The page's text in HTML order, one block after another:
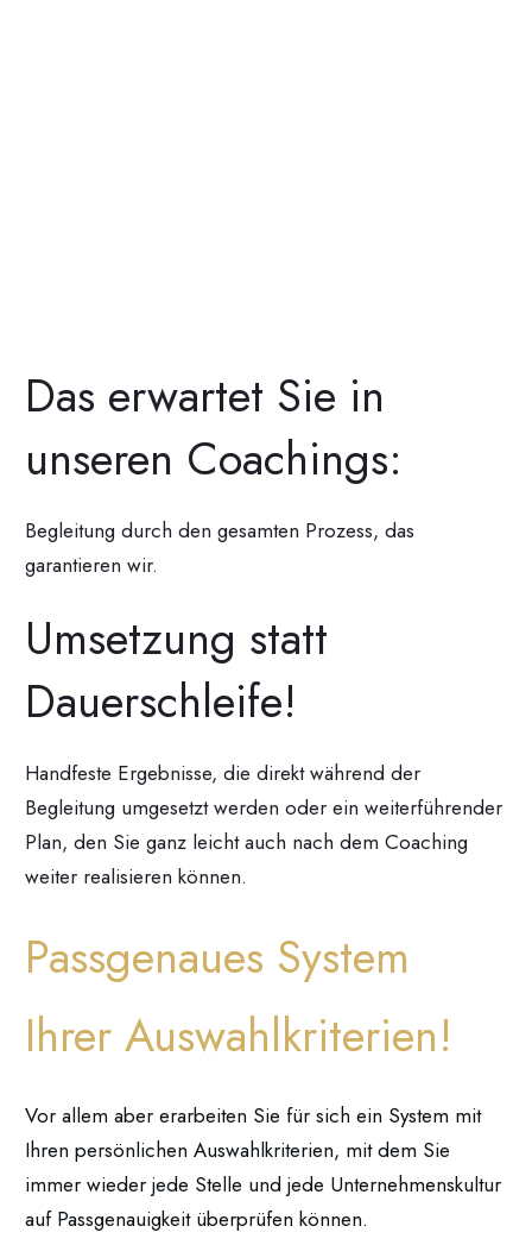
Das erwartet Sie in
unseren Coachings:
Begleitung durch den gesamten Prozess, das
garantieren wir.
Umsetzung statt
Dauerschleife!
Handfeste Ergebnisse, die direkt während der
Begleitung umgesetzt werden oder ein weiterführender
Plan, den Sie ganz leicht auch nach dem Coaching
weiter realisieren können.
Passgenaues System
Ihrer Auswahlkriterien!
Vor allem aber erarbeiten Sie für sich ein System mit
Ihren persönlichen Auswahlkriterien, mit dem Sie
immer wieder jede Stelle und jede Unternehmenskultur
auf Passgenauigkeit überprüfen können.